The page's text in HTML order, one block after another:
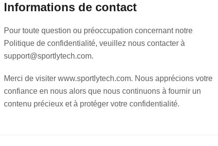
Informations de contact
Pour toute question ou préoccupation concernant notre
Politique de confidentialité, veuillez nous contacter à
support@sportlytech.com.
Merci de visiter www.sportlytech.com. Nous apprécions votre
confiance en nous alors que nous continuons à fournir un
contenu précieux et à protéger votre confidentialité.